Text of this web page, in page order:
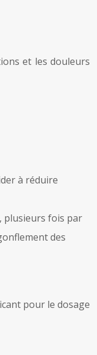
et les douleurs
à réduire
plusieurs fois par
des
pour le dosage